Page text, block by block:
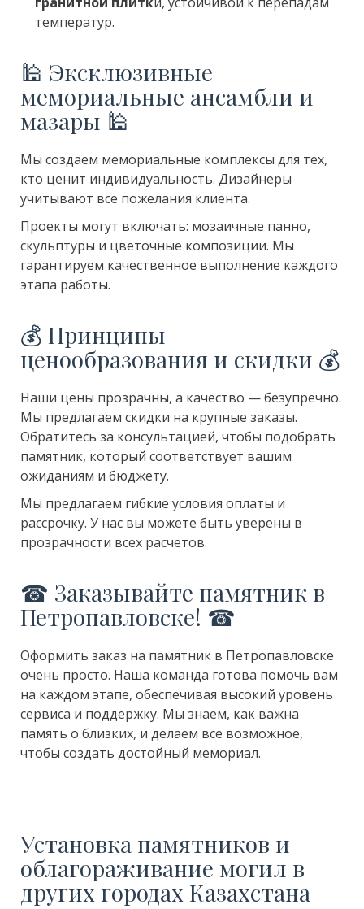
температур.
🕌 Эксклюзивные
мемориальные ансамбли и
мазары 🕌
Мы создаем мемориальные комплексы для тех,
кто ценит индивидуальность. Дизайнеры
учитывают все пожелания клиента.
Проекты могут включать: мозаичные панно,
скульптуры и цветочные композиции. Мы
гарантируем качественное выполнение каждого
этапа работы.
💰 Принципы
ценообразования и скидки 💰
Наши цены прозрачны, а качество — безупречно.
Мы предлагаем скидки на крупные заказы.
Обратитесь за консультацией, чтобы подобрать
памятник, который соответствует вашим
ожиданиям и бюджету.
Мы предлагаем гибкие условия оплаты и
рассрочку. У нас вы можете быть уверены в
прозрачности всех расчетов.
☎ Заказывайте памятник в
Петропавловске! ☎
Оформить заказ на памятник в Петропавловске
очень просто. Наша команда готова помочь вам
на каждом этапе, обеспечивая высокий уровень
сервиса и поддержку. Мы знаем, как важна
память о близких, и делаем все возможное,
чтобы создать достойный мемориал.
Установка памятников и
облагораживание могил в
других городах Казахстана